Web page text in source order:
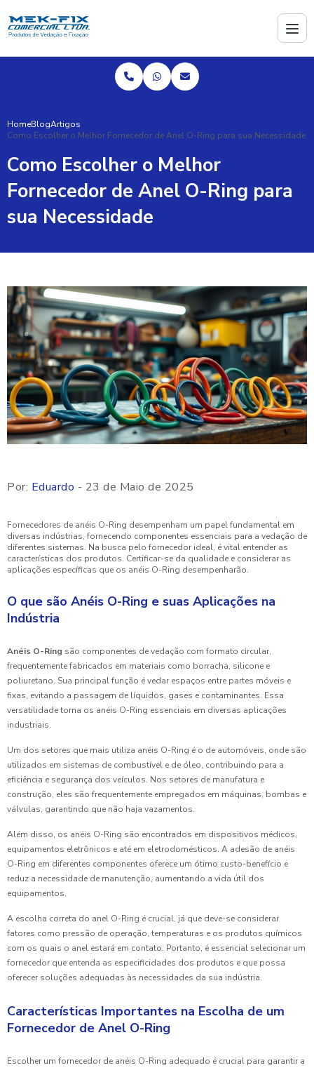
HomeBlogArtigos
Como Escolher o Melhor Fornecedor de Anel O-Ring para sua Necessidade
Como Escolher o Melhor
Fornecedor de Anel O-Ring para
sua Necessidade
Por: Eduardo - 23 de Maio de 2025
Fornecedores de anéis O-Ring desempenham um papel fundamental em
diversas indústrias, fornecendo componentes essenciais para a vedação de
diferentes sistemas. Na busca pelo fornecedor ideal, é vital entender as
características dos produtos. Certificar-se da qualidade e considerar as
aplicações específicas que os anéis O-Ring desempenharão.
O que são Anéis O-Ring e suas Aplicações na
Indústria
Anéis O-Ring são componentes de vedação com formato circular,
frequentemente fabricados em materiais como borracha, silicone e
poliuretano. Sua principal função é vedar espaços entre partes móveis e
fixas, evitando a passagem de líquidos, gases e contaminantes. Essa
versatilidade torna os anéis O-Ring essenciais em diversas aplicações
industriais.
Um dos setores que mais utiliza anéis O-Ring é o de automóveis, onde são
utilizados em sistemas de combustível e de óleo, contribuindo para a
eficiência e segurança dos veículos. Nos setores de manufatura e
construção, eles são frequentemente empregados em máquinas, bombas e
válvulas, garantindo que não haja vazamentos.
Além disso, os anéis O-Ring são encontrados em dispositivos médicos,
equipamentos eletrônicos e até em eletrodomésticos. A adesão de anéis
O-Ring em diferentes componentes oferece um ótimo custo-benefício e
reduz a necessidade de manutenção, aumentando a vida útil dos
equipamentos.
A escolha correta do anel O-Ring é crucial, já que deve-se considerar
fatores como pressão de operação, temperaturas e os produtos químicos
com os quais o anel estará em contato. Portanto, é essencial selecionar um
fornecedor que entenda as especificidades dos produtos e que possa
oferecer soluções adequadas às necessidades da sua indústria.
Características Importantes na Escolha de um
Fornecedor de Anel O-Ring
Escolher um fornecedor de anéis O-Ring adequado é crucial para garantir a